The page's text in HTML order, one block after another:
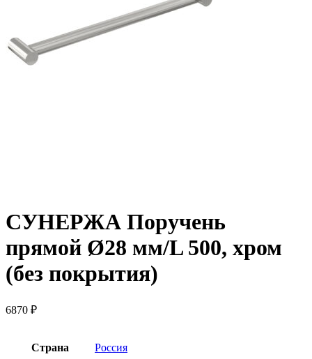
СУНЕРЖА Поручень
прямой Ø28 мм/L 500, хром
(без покрытия)
6870 ₽
Страна Россия